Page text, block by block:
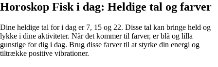
Horoskop Fisk i dag: Heldige tal og farver
Dine heldige tal for i dag er 7, 15 og 22. Disse tal kan bringe held og
lykke i dine aktiviteter. Når det kommer til farver, er blå og lilla
gunstige for dig i dag. Brug disse farver til at styrke din energi og
tiltrække positive vibrationer.